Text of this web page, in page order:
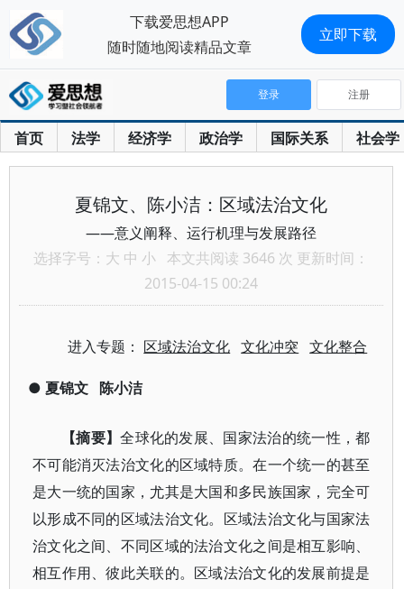
首页 法学 经济学 政治学 国际关系 社会学
登录 注册
夏锦文、陈小洁：区域法治文化
——意义阐释、运行机理与发展路径
选择字号： 大 中 小 本文共阅读 3646 次 更新时间：
2015-04-15 00:24
进入专题： 区域法治文化 文化冲突 文化整合
● 夏锦文 陈小洁
【摘要】全球化的发展、国家法治的统一性，都
不可能消灭法治文化的区域特质。在一个统一的甚至
是大一统的国家，尤其是大国和多民族国家，完全可
以形成不同的区域法治文化。区域法治文化与国家法
治文化之间、不同区域的法治文化之间是相互影响、
相互作用、彼此关联的。区域法治文化的发展前提是
下载爱思想APP
随时随地阅读精品文章
立即下载